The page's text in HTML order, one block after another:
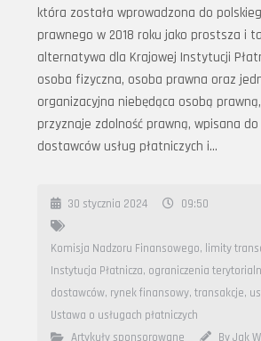
która została wprowadzona do
prawnego w 2018 roku jako prostsza i
alternatywa dla Krajowej Instytucji
osoba fizyczna, osoba prawna oraz
organizacyjna niebędąca osobą
przyznaje zdolność prawną, wpisana
dostawców usług płatniczych i…
30 stycznia 2024 09:50
Komisja Nadzoru Finansowego, limity
Instytucja Płatnicza, ograniczenia
dostawców, rynek finansowy, transakcje,
Ustawa o usługach płatniczych
Artykuły sponsorowane
By Jak